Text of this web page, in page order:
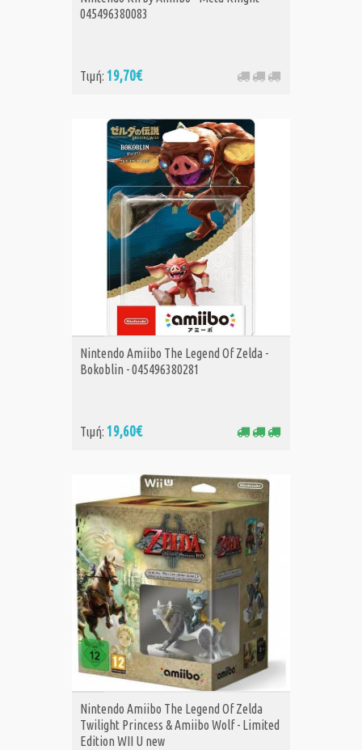
045496380083
Τιμή: 19,70€
ΑΓΟΡΑ
Nintendo Amiibo The Legend Of Zelda -
Bokoblin - 045496380281
Τιμή: 19,60€
ΑΓΟΡΑ
Nintendo Amiibo The Legend Of Zelda
Twilight Princess & Amiibo Wolf - Limited
Edition WII U new